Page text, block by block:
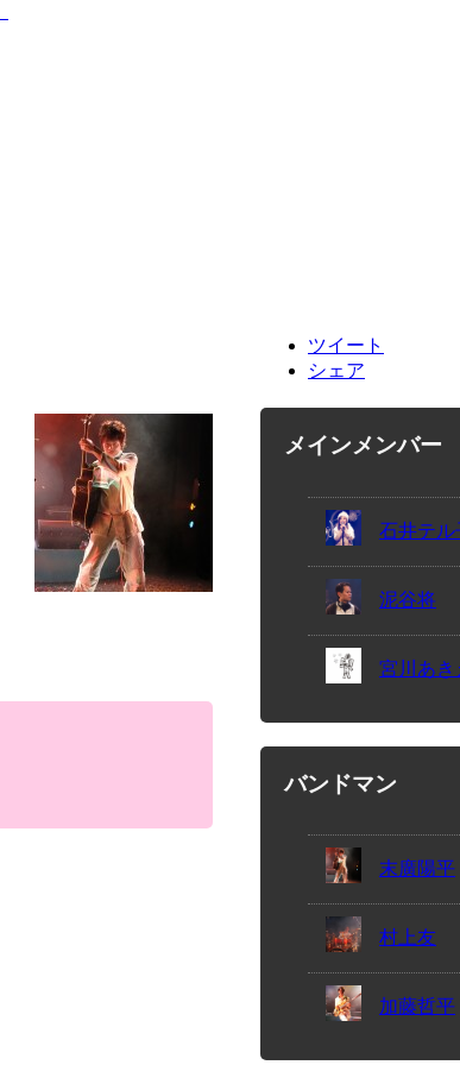
ツイート
シェア
メインメンバー
石井テル
泥谷将
宮川あき
バンドマン
末廣陽平
村上友
加藤哲平